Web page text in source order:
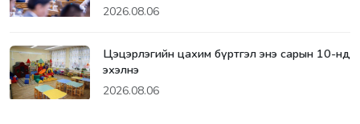
2026.08.06
Цэцэрлэгийн цахим бүртгэл энэ сарын 10-нд
эхэлнэ
2026.08.06